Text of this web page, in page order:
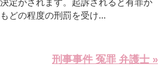
どの程度の刑罰を受け...
刑事事件 冤罪 弁護士 »